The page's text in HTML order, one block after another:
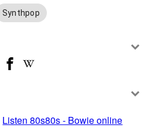
Synthpop
Listen 80s80s - Bowie online